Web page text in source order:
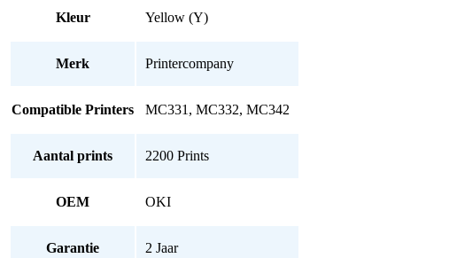
Kleur Yellow (Y)
Merk Printercompany
Compatible Printers MC331, MC332, MC342
Aantal prints 2200 Prints
OEM OKI
Garantie 2 Jaar